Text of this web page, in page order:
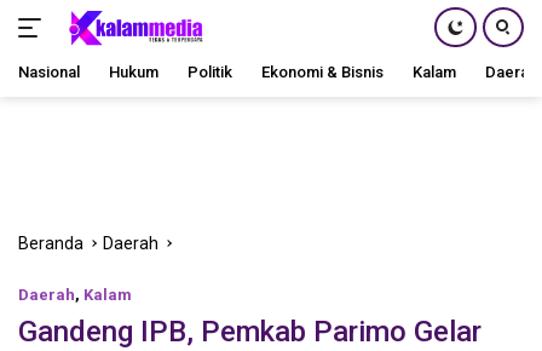
Nasional Hukum Politik Ekonomi & Bisnis Kalam Daerah
Beranda Daerah
Daerah, Kalam
Gandeng IPB, Pemkab Parimo Gelar